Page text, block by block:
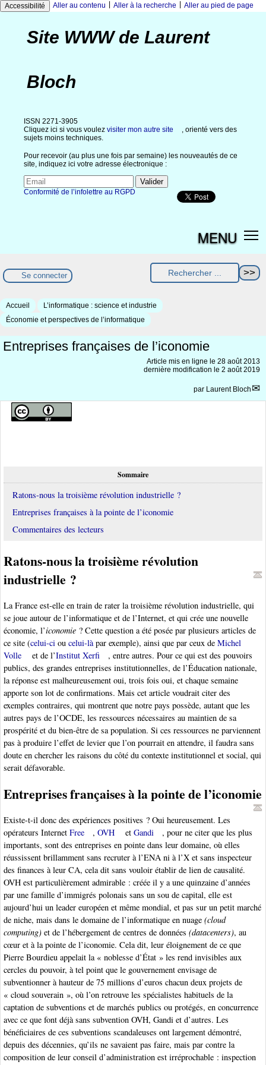
Accessibilité Aller au contenu Aller à la recherche Aller au pied de page
Site WWW de Laurent
Bloch
ISSN 2271-3905
Cliquez ici si vous voulez visiter mon autre site
, orienté vers des
sujets moins techniques.
Pour recevoir (au plus une fois par semaine) les nouveautés de ce
site, indiquez ici votre adresse électronique :
Conformité de l’infolettre au RGPD
MENU
Se connecter
Accueil
L’informatique : science et industrie
Économie et perspectives de l’informatique
Entreprises françaises de l’iconomie
Article mis en ligne le 28 août 2013
dernière modification le 2 août 2019
par Laurent Bloch
Sommaire
Ratons-nous la troisième révolution industrielle ?
Entreprises françaises à la pointe de l’iconomie
Commentaires des lecteurs
Ratons-nous la troisième révolution
industrielle ?
La France est-elle en train de rater la troisième révolution industrielle, qui
se joue autour de l’informatique et de l’Internet, et qui crée une nouvelle
économie, l’iconomie ? Cette question a été posée par plusieurs articles de
ce site (celui-ci ou celui-là par exemple), ainsi que par ceux de Michel
Volle
et de l’Institut Xerfi
, entre autres. Pour ce qui est des pouvoirs
publics, des grandes entreprises institutionnelles, de l’Éducation nationale,
la réponse est malheureusement oui, trois fois oui, et chaque semaine
apporte son lot de confirmations. Mais cet article voudrait citer des
exemples contraires, qui montrent que notre pays possède, autant que les
autres pays de l’OCDE, les ressources nécessaires au maintien de sa
prospérité et du bien-être de sa population. Si ces ressources ne parviennent
pas à produire l’effet de levier que l’on pourrait en attendre, il faudra sans
doute en chercher les raisons du côté du contexte institutionnel et social, qui
serait défavorable.
Entreprises françaises à la pointe de l’iconomie
Existe-t-il donc des expériences positives ? Oui heureusement. Les
opérateurs Internet Free , OVH et Gandi
, pour ne citer que les plus
importants, sont des entreprises en pointe dans leur domaine, où elles
réussissent brillamment sans recruter à l’ENA ni à l’X et sans inspecteur
des finances à leur CA, cela dit sans vouloir établir de lien de causalité.
OVH est particulièrement admirable : créée il y a une quinzaine d’années
par une famille d’immigrés polonais sans un sou de capital, elle est
aujourd’hui un leader européen et même mondial, et pas sur un petit marché
de niche, mais dans le domaine de l’informatique en nuage (cloud
computing) et de l’hébergement de centres de données (datacenters), au
cœur et à la pointe de l’iconomie. Cela dit, leur éloignement de ce que
Pierre Bourdieu appelait la « noblesse d’État » les rend invisibles aux
cercles du pouvoir, à tel point que le gouvernement envisage de
subventionner à hauteur de 75 millions d’euros chacun deux projets de
« cloud souverain », où l’on retrouve les spécialistes habituels de la
captation de subventions et de marchés publics ou protégés, en concurrence
avec ce que font déjà sans subvention OVH, Gandi et d’autres. Les
bénéficiaires de ces subventions scandaleuses ont largement démontré,
depuis des décennies, qu’ils ne savaient pas faire, mais par contre la
composition de leur conseil d’administration est irréprochable : inspection